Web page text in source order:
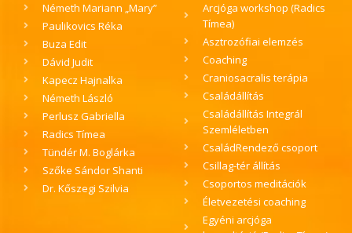
Németh Mariann „Mary”
Paulikovics Réka
Buza Edit
Dávid Judit
Kapecz Hajnalka
Németh László
Perlusz Gabriella
Radics Tímea
Tündér M. Boglárka
Szőke Sándor Shanti
Dr. Kőszegi Szilvia
Arcjóga workshop (Radics
Tímea)
Asztrozófiai elemzés
Coaching
Craniosacralis terápia
Családállítás
Családállítás Integrál
Szemléletben
CsaládRendező csoport
Csillag-tér állítás
Csoportos meditációk
Életvezetési coaching
Egyéni arcjóga